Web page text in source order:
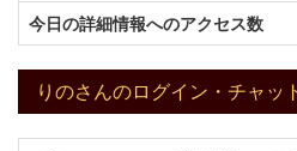
今日の詳細情報へのアクセス数
りのさんのログイン・チャッ